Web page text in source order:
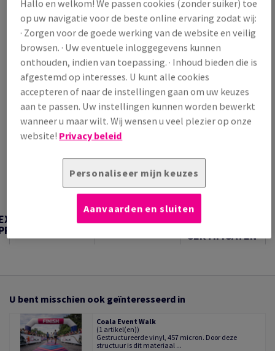
(7,48 kg )
BEPERKTE VOORRAAD
Verpakkingsaantallen
Pak
− +
Artikel snijden
TECHNISCHE
INFORMATIE &
CERTIFICATEN
U bent misschien ook geïnteresseerd in
Coala Event Walk
(1 artikel(en))
Gestructureerde vinyl, 457 micron. Door deze
structuur is dit materiaal ...
Hallo en welkom! We passen cookies (zonder suiker) toe
op uw navigatie voor de beste online ervaring zodat wij:
· Zorgen voor de goede werking van de website en veilig
browsen. · Uw eventuele inloggegevens kunnen
onthouden, indien van toepassing. · Inhoud bieden die is
afgestemd op interesses. U kunt alle cookies
accepteren of naar de instellingen gaan om uw keuzes
aan te passen. Uw instellingen kunnen worden bewerkt
wanneer u maar wilt. Wij wensen u veel plezier op onze
website! Privacy beleid
Personaliseer mijn keuzes
Aanvaarden en sluiten